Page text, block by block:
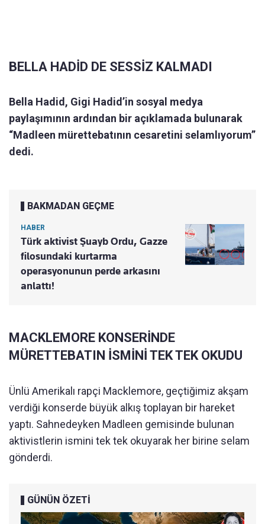
BELLA HADİD DE SESSİZ KALMADI
Bella Hadid, Gigi Hadid’in sosyal medya
paylaşımının ardından bir açıklamada bulunarak
“Madleen mürettebatının cesaretini selamlıyorum”
dedi.
BAKMADAN GEÇME
HABER
Türk aktivist Şuayb Ordu, Gazze
filosundaki kurtarma
operasyonunun perde arkasını
anlattı!
MACKLEMORE KONSERİNDE
MÜRETTEBATIN İSMİNİ TEK TEK OKUDU
Ünlü Amerikalı rapçi Macklemore, geçtiğimiz akşam
verdiği konserde büyük alkış toplayan bir hareket
yaptı. Sahnedeyken Madleen gemisinde bulunan
aktivistlerin ismini tek tek okuyarak her birine selam
gönderdi.
GÜNÜN ÖZETİ